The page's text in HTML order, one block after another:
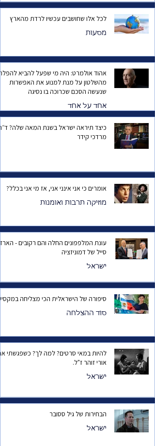
לכל אלו שחושבים עכשיו לרדת מהארץ
מסעות
אהוד אולמרט: היה מי שפעל להביא
מהשלטון על מנת למנוע את האפשרות
שנעשה הסכם שכרוכה בו נסיגה
אחד על אחד
כיצד תיראה ישראל בשנת המאה
מרדכי קידר
אומרים כי אני אינני אני, אז מי אני בכלל?
מוזיקה תרבות ואומנות
עונת המלפפונים החלה והם רקובים -
סייל של דמוניזציה
ישראל
סיפורה של הישראלית הכי מצליחה
סוד ההצלחה
להיות במאי סרטים? למה לך? כשפגשתי
אורי זוהר ז"ל.
ישראל
הבחירות של גיל ססובר
ישראל